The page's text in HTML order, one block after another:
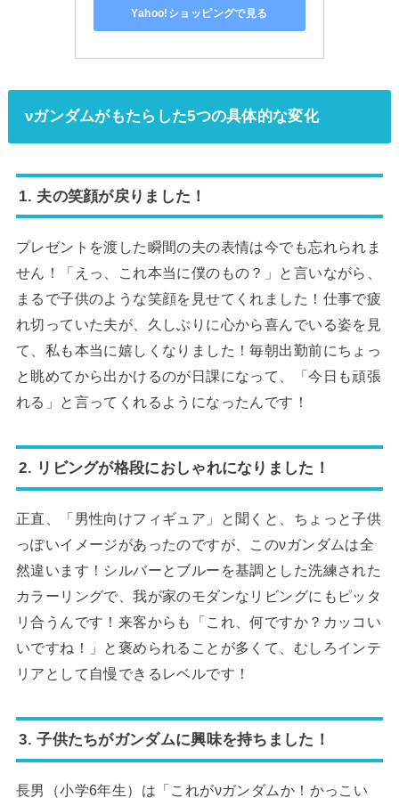
Yahoo!ショッピングで見る
νガンダムがもたらした5つの具体的な変化
1. 夫の笑顔が戻りました！
プレゼントを渡した瞬間の夫の表情は今でも忘れられま
せん！「えっ、これ本当に僕のもの？」と言いながら、
まるで子供のような笑顔を見せてくれました！仕事で疲
れ切っていた夫が、久しぶりに心から喜んでいる姿を見
て、私も本当に嬉しくなりました！毎朝出勤前にちょっ
と眺めてから出かけるのが日課になって、「今日も頑張
れる」と言ってくれるようになったんです！
2. リビングが格段におしゃれになりました！
正直、「男性向けフィギュア」と聞くと、ちょっと子供
っぽいイメージがあったのですが、このνガンダムは全
然違います！シルバーとブルーを基調とした洗練された
カラーリングで、我が家のモダンなリビングにもピッタ
リ合うんです！来客からも「これ、何ですか？カッコい
いですね！」と褒められることが多くて、むしろインテ
リアとして自慢できるレベルです！
3. 子供たちがガンダムに興味を持ちました！
長男（小学6年生）は「これがνガンダムか！かっこい